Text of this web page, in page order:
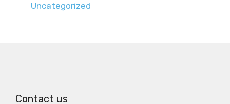
Uncategorized
Contact us